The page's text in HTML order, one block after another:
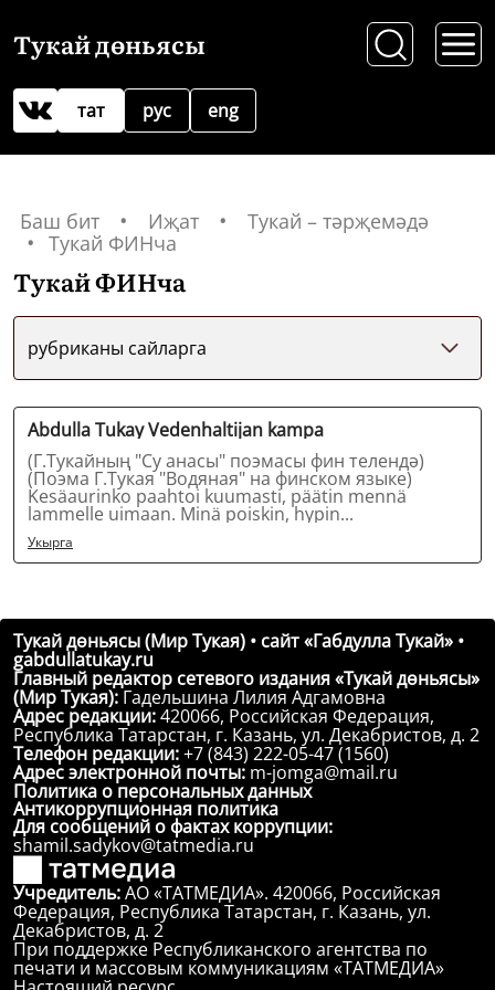
Тукай дөньясы
рус
тат eng
Баш бит Иҗат
Тукай – тәрҗемәдә
Тукай ФИНча
Тукай ФИНча
рубриканы сайларга
Abdulla Tukay Vedenhaltijan kampa
(Г.Тукайның "Су анасы" поэмасы фин телендә)
(Поэма Г.Тукая "Водяная" на финском языке)
Kesäaurinko paahtoi kuumasti, päätin mennä
lammelle uimaan. Minä poiskin, hypin...
Укырга
Тукай дөньясы (Мир Тукая) • сайт «Габдулла Тукай» •
gabdullatukay.ru
Главный редактор сетевого издания «Тукай дөньясы»
(Мир Тукая): Гадельшина Лилия Адгамовна
Адрес редакции:420066, Российская Федерация,
Республика Татарстан, г. Казань, ул. Декабристов, д. 2
Телефон редакции:+7 (843) 222-05-47 (1560)
Адрес электронной почты: m-jomga@mail.ru
Политика о персональных данных
Антикоррупционная политика
Для сообщений о фактах коррупции:
shamil.sadykov@tatmedia.ru
Учредитель:АО «ТАТМЕДИА». 420066, Российская
Федерация, Республика Татарстан, г. Казань, ул.
Декабристов, д. 2
При поддержке Республиканского агентства по
печати и массовым коммуникациям «ТАТМЕДИА»